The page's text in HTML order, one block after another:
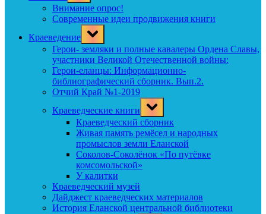
menu
Внимание опрос!
Современные идеи продвижения книги
Краеведение
Toggle
sub-
menu
Герои- земляки и полные кавалеры Ордена Славы,
участники Великой Отечественной войны:
Герои-еланцы: Информационно-
библиографический сборник. Вып.2.
Отчий Край №1-2019
Краеведческие книги
Toggle
sub-
menu
Краеведческий сборник
Живая память ремёсел и народных
промыслов земли Еланской
Соколов-Соколёнок «По путёвке
комсомольской»
У калитки
Краеведческий музей
Дайджест краеведческих материалов
История Еланской центральной библиотеки